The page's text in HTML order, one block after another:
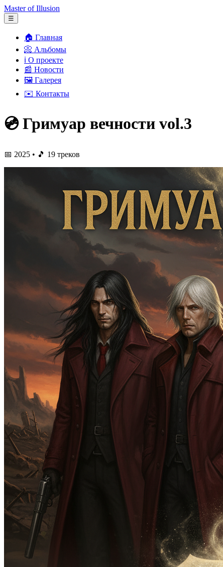
Master of Illusion
☰
🏠 Главная
📀 Альбомы
ℹ️ О проекте
📰 Новости
🖼️ Галерея
✉️ Контакты
💿 Гримуар вечности vol.3
📅 2025 • 🎵 19 треков